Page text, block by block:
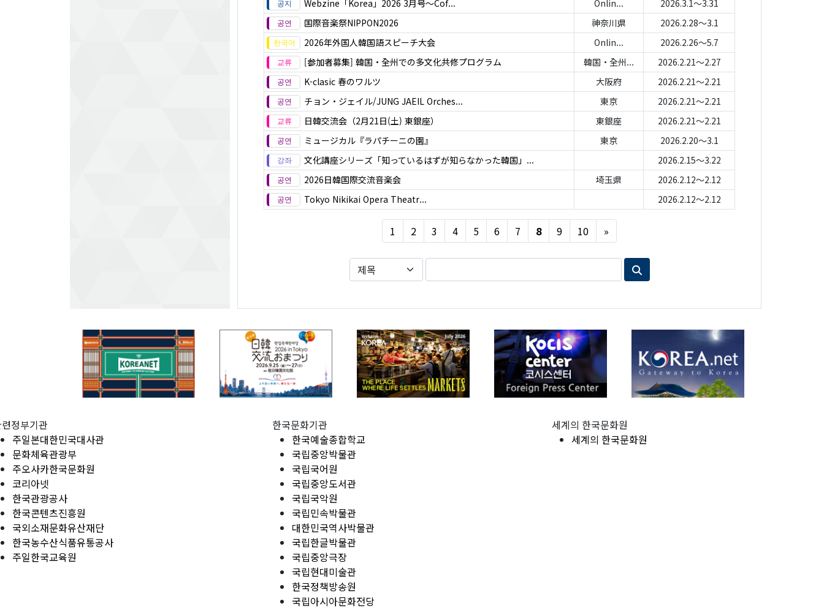
Webzine「Korea」2026 3月号～Cof...
Onlin...
2026.3.1～3.31
国際音楽祭NIPPON2026
神奈川県
2026.2.28～3.1
2026年外国人韓国語スピーチ大会
Onlin...
2026.2.26～5.7
[参加者募集] 韓国・全州での多文化共修プログラム
韓国・全州...
2026.2.21～2.27
K-clasic 春のワルツ
大阪府
2026.2.21～2.21
チョン・ジェイル/JUNG JAEIL Orches...
東京
2026.2.21～2.21
日韓交流会（2月21日(土) 東銀座）
東銀座
2026.2.21～2.21
ミュージカル『ラパチーニの園』
東京
2026.2.20～3.1
文化講座シリーズ「知っているはずが知らなかった韓国」...
2026.2.15～3.22
2026日韓国際交流音楽会
埼玉県
2026.2.12～2.12
Tokyo Nikikai Opera Theatr...
2026.2.12～2.12
1 2 3 4 5 6 7 8 9 10 »
정부기관
주일본대한민국대사관
문화체육관광부
주오사카한국문화원
코리아넷
한국관광공사
한국콘텐츠진흥원
국외소재문화유산재단
한국농수산식품유통공사
주일한국교육원
한국문화기관
한국예술종합학교
국립중앙박물관
국립국어원
국립중앙도서관
국립국악원
국립민속박물관
대한민국역사박물관
국립한글박물관
국립중앙극장
국립현대미술관
한국정책방송원
국립아시아문화전당
세계의 한국문화원
세계의 한국문화원